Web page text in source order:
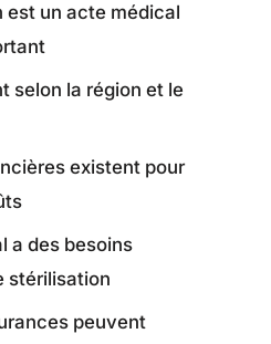
est un acte médical
selon la région et le
existent pour
a des besoins
stérilisation
peuvent